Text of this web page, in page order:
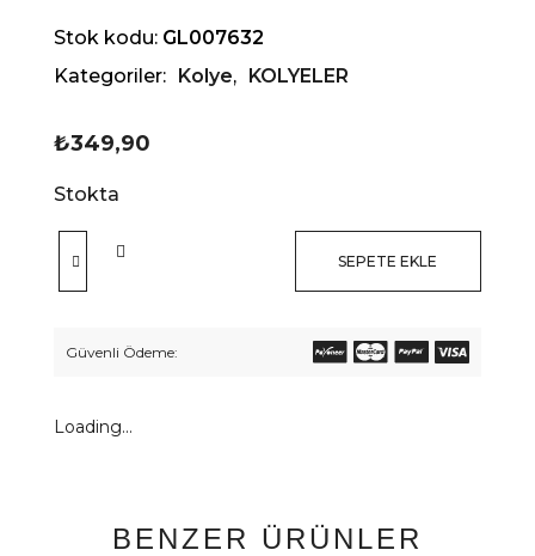
Stok kodu: GL007632
Kategoriler: Kolye, KOLYELER
₺349,90
Stokta
SEPETE EKLE
Güvenli Ödeme:
Loading...
BENZER ÜRÜNLER